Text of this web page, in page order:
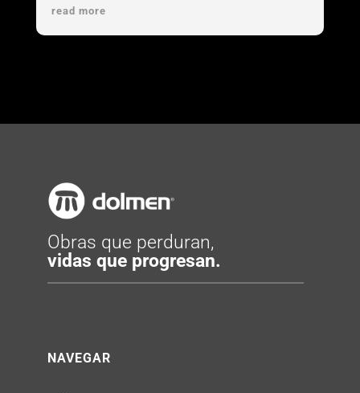
read more
Obras que perduran,
vidas que progresan.
NAVEGAR